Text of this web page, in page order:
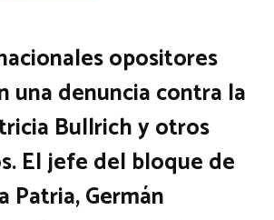
opositores
una denuncia contra la
Bullrich y otros
El jefe del bloque de
Patria, Germán